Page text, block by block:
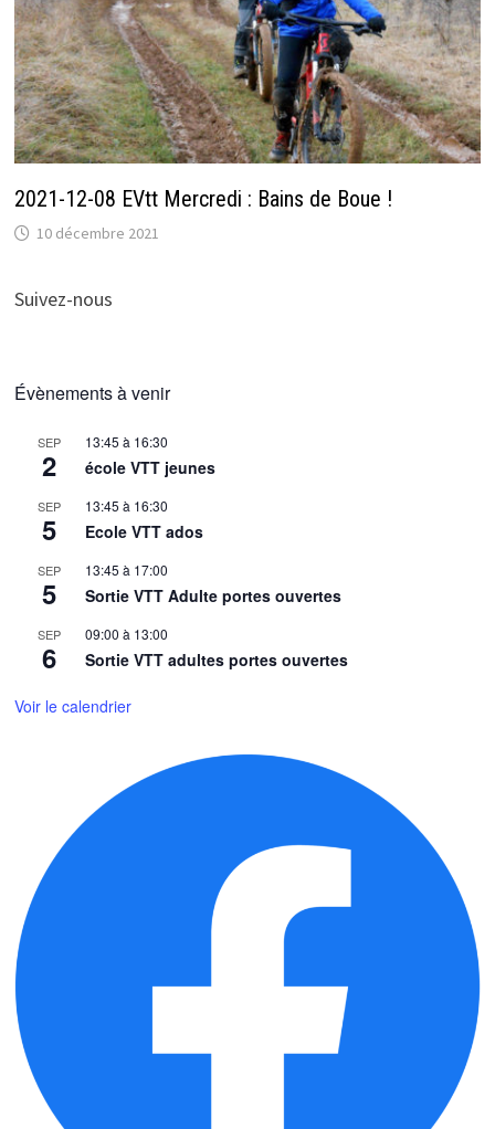
2021-12-08 EVtt Mercredi : Bains de Boue !
10 décembre 2021
Suivez-nous
Évènements à venir
SEP
2
13:45 à 16:30
école VTT jeunes
SEP
5
13:45 à 16:30
Ecole VTT ados
SEP
5
13:45 à 17:00
Sortie VTT Adulte portes ouvertes
SEP
6
09:00 à 13:00
Sortie VTT adultes portes ouvertes
Voir le calendrier